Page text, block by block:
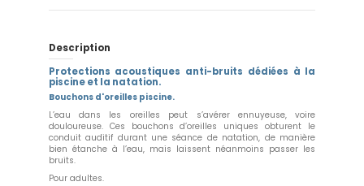
Description
Protections acoustiques anti-bruits dédiées à la
piscine et la natation.
Bouchons d'oreilles piscine.
L’eau dans les oreilles peut s’avérer ennuyeuse, voire
douloureuse. Ces bouchons d’oreilles uniques obturent le
conduit auditif durant une séance de natation, de manière
bien étanche à l’eau, mais laissent néanmoins passer les
bruits.
Pour adultes.